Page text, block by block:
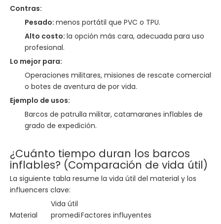
Contras:
Pesado: menos portátil que PVC o TPU.
Alto costo: la opción más cara, adecuada para uso
profesional.
Lo mejor para:
Operaciones militares, misiones de rescate comercial
o botes de aventura de por vida.
Ejemplo de usos:
Barcos de patrulla militar, catamaranes inflables de
grado de expedición.
¿Cuánto tiempo duran los barcos
inflables? (Comparación de vida útil)
La siguiente tabla resume la vida útil del material y los
influencers clave:
Material
Vida útil
promediFactores influyentes